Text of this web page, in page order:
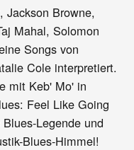
Browne,
Mahal, Solomon
Songs von
Cole interpretiert.
mit Keb' Mo' in
Feel Like Going
Legende und
Blues-Himmel!